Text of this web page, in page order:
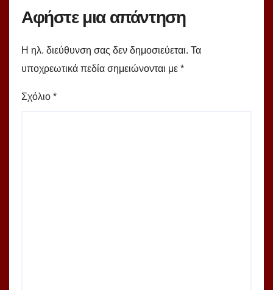
Αφήστε μια απάντηση
Η ηλ. διεύθυνση σας δεν δημοσιεύεται. Τα
υποχρεωτικά πεδία σημειώνονται με *
Σχόλιο *